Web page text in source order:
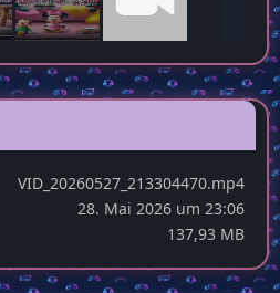
VID_20260527_213304470.mp4
28. Mai 2026 um 23:06
137,93 MB